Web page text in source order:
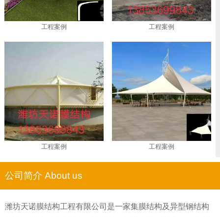
工程案例 工程案例
工程案例 工程案例
公司简介 About us
潍坊天诺膜结构工程有限公司是一家集膜结构及异型钢结构